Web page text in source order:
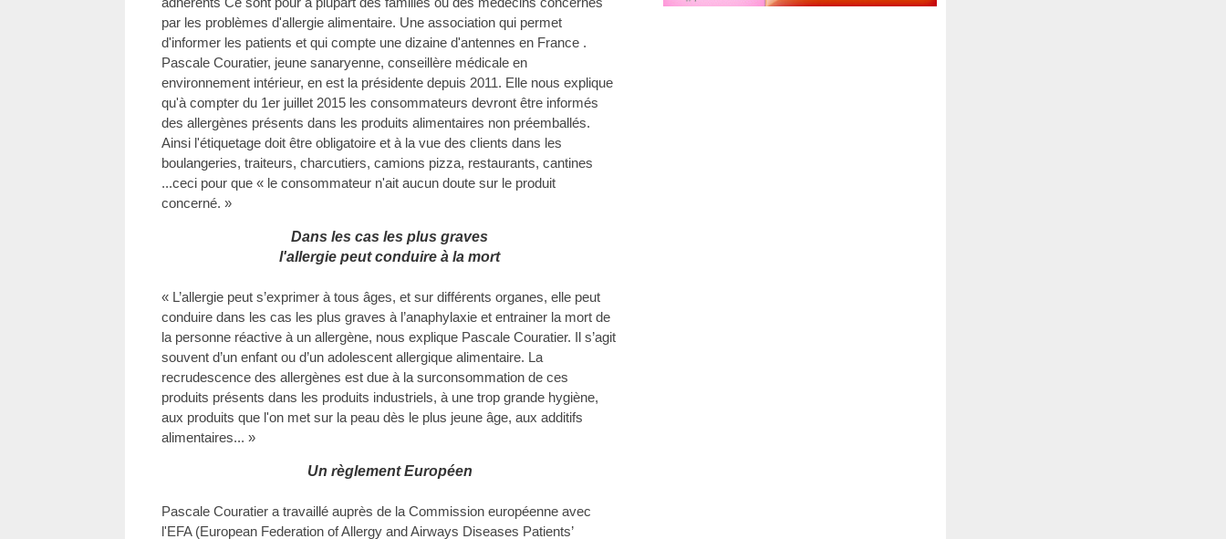
par les problèmes d'allergie alimentaire. Une association qui permet
d'informer les patients et qui compte une dizaine d'antennes en France .
Pascale Couratier, jeune sanaryenne, conseillère médicale en
environnement intérieur, en est la présidente depuis 2011. Elle nous explique
qu'à compter du 1er juillet 2015 les consommateurs devront être informés
des allergènes présents dans les produits alimentaires non préemballés.
Ainsi l'étiquetage doit être obligatoire et à la vue des clients dans les
boulangeries, traiteurs, charcutiers, camions pizza, restaurants, cantines
...ceci pour que « le consommateur n'ait aucun doute sur le produit
concerné. »
Dans les cas les plus graves
l'allergie peut conduire à la mort
« L’allergie peut s’exprimer à tous âges, et sur différents organes, elle peut
conduire dans les cas les plus graves à l’anaphylaxie et entrainer la mort de
la personne réactive à un allergène, nous explique Pascale Couratier. Il s’agit
souvent d’un enfant ou d’un adolescent allergique alimentaire. La
recrudescence des allergènes est due à la surconsommation de ces
produits présents dans les produits industriels, à une trop grande hygiène,
aux produits que l'on met sur la peau dès le plus jeune âge, aux additifs
alimentaires... »
Un règlement Européen
Pascale Couratier a travaillé auprès de la Commission européenne avec
l'EFA (European Federation of Allergy and Airways Diseases Patients’